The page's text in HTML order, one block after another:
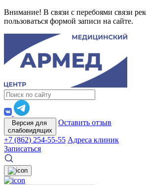
Внимание! В связи с перебоями связи
пользоваться формой записи на сайте.
Версия для
слабовидящих
Оставить отзыв
+7 (862) 254-55-55 Адреса клиник
Записаться